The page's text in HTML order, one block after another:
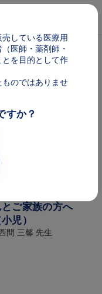
ンテンツに移動
医者様へ
ご家族の方へ
児）
間 三馨 先生
している医療用
医師・薬剤師・
を目的として作
のではありませ
すか？